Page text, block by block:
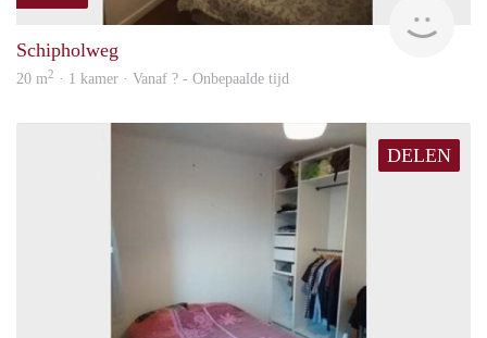
Schipholweg
20 m2 · 1 kamer · Vanaf ? - Onbepaalde tijd
DELEN